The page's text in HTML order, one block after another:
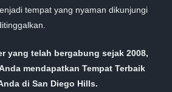
tempat yang nyaman dikunjungi
yang telah bergabung sejak 2008,
mendapatkan Tempat Terbaik
di San Diego Hills.